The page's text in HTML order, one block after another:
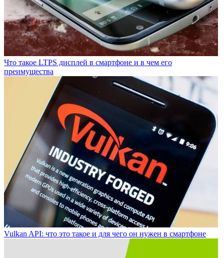
Что такое LTPS дисплей в смартфоне и в чем его
преимущества
Vulkan API: что это такое и для чего он нужен в смартфоне